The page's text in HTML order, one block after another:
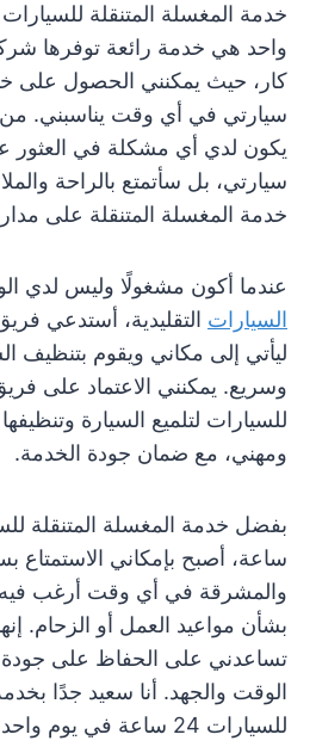
واحد هي خدمة رائعة توفرها
كار، حيث يمكنني الحصول على
سيارتي في أي وقت يناسبني. من
يكون لدي أي مشكلة في العثور
سيارتي، بل سأتمتع بالراحة
خدمة المغسلة المتنقلة على مدار 24 ساعة في اليوم.
عندما أكون مشغولًا وليس لدي
السيارات التقليدية، أستدعي
ليأتي إلى مكاني ويقوم بتنظيف
وسريع. يمكنني الاعتماد على
للسيارات لتلميع السيارة
ومهني، مع ضمان جودة الخدمة.
ساعة، أصبح بإمكاني الاستمتاع
والمشرقة في أي وقت أرغب فيه
بشأن مواعيد العمل أو الزحام.
تساعدني على الحفاظ على جودة
الوقت والجهد. أنا سعيد جدًا
للسيارات 24 ساعة في يوم واحد وأوصي بها للجميع.